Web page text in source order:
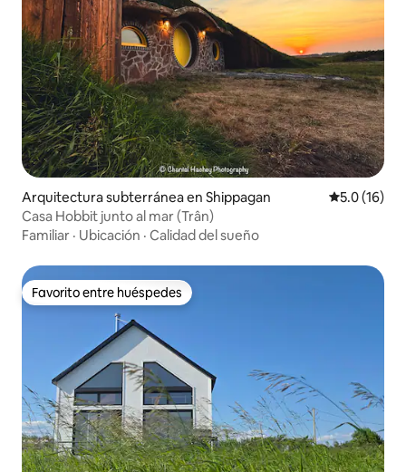
Arquitectura subterránea en Shippagan Calificación
5.0 (16)
Casa Hobbit junto al mar (Trân)
Familiar · Ubicación · Calidad del sueño
Favorito entre huéspedes
Favorito entre huéspedes